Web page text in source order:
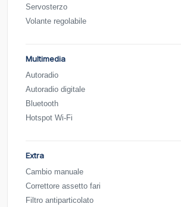
Servosterzo
Volante regolabile
Multimedia
Autoradio
Autoradio digitale
Bluetooth
Hotspot Wi-Fi
Extra
Cambio manuale
Correttore assetto fari
Filtro antiparticolato